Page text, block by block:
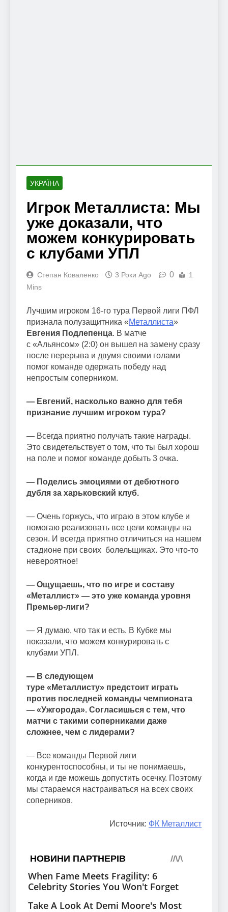
УКРАЇНА
Игрок Металлиста: Мы
уже доказали, что
можем конкурировать
с клубами УПЛ
Степан Коваленко 3 Роки Ago 0
1
Mins
Лучшим игроком 16-го тура Первой лиги ПФЛ
признала полузащитника «Металлиста»
Евгения Подлепенца. В матче
с «Альянсом» (2:0) он вышел на замену сразу
после перерыва и двумя своими голами
помог команде одержать победу над
непростым соперником.
— Евгений, насколько важно для тебя
признание лучшим игроком тура?
— Всегда приятно получать такие награды.
Это свидетельствует о том, что ты был хорош
на поле и помог команде добыть 3 очка.
— Поделись эмоциями от дебютного
дубля за харьковский клуб.
— Очень горжусь, что играю в этом клубе и
помогаю реализовать все цели команды на
сезон. И всегда приятно отличиться на нашем
стадионе при своих болельщиках. Это что-то
невероятное!
— Ощущаешь, что по игре и составу
«Металлист» — это уже команда уровня
Премьер-лиги?
— Я думаю, что так и есть. В Кубке мы
показали, что можем конкурировать с
клубами УПЛ.
— В следующем
туре «Металлисту» предстоит играть
против последней команды чемпионата
— «Ужгорода». Согласишься с тем, что
матчи с такими соперниками даже
сложнее, чем с лидерами?
— Все команды Первой лиги
конкурентоспособны, и ты не понимаешь,
когда и где можешь допустить осечку. Поэтому
мы стараемся настраиваться на всех своих
соперников.
Источник: ФК Металлист